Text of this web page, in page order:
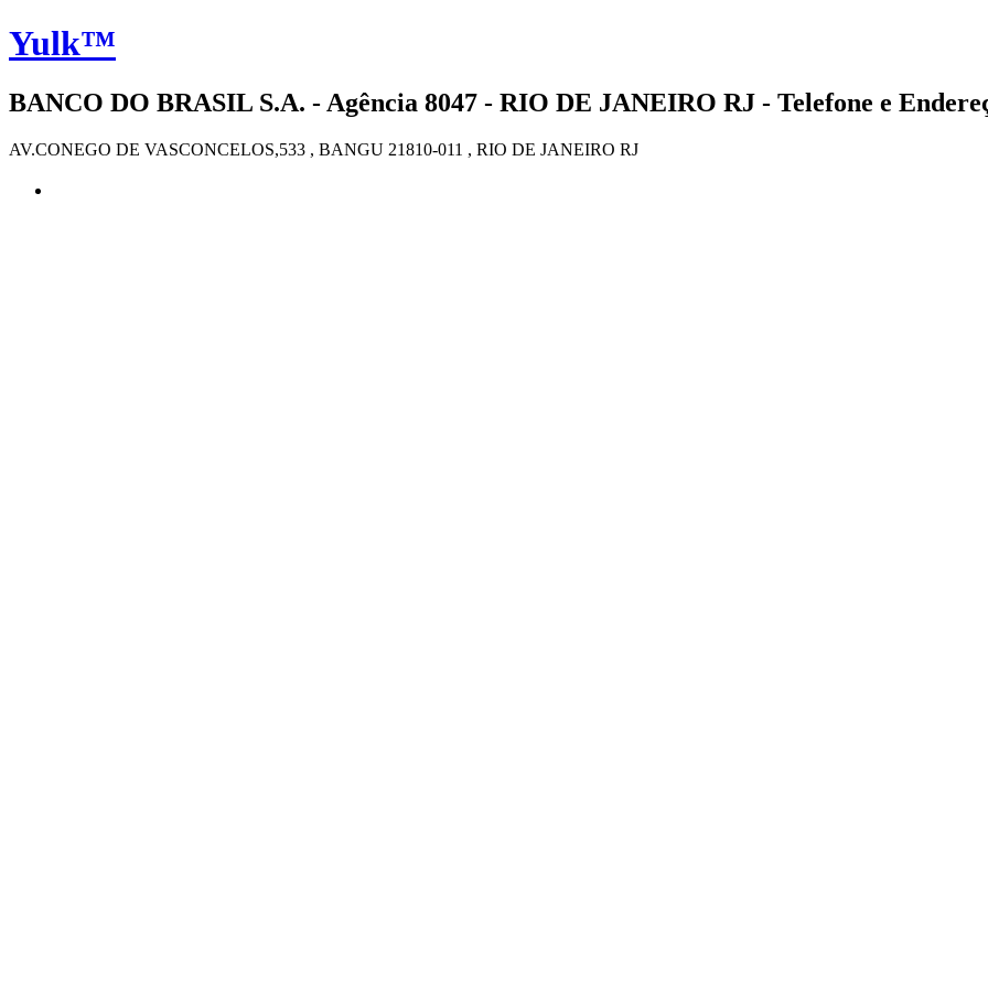
Yulk™
BANCO DO BRASIL S.A. - Agência 8047 - RIO DE JANEIRO RJ - Telefone e
AV.CONEGO DE VASCONCELOS,533 , BANGU 21810-011 , RIO DE JANEIRO RJ